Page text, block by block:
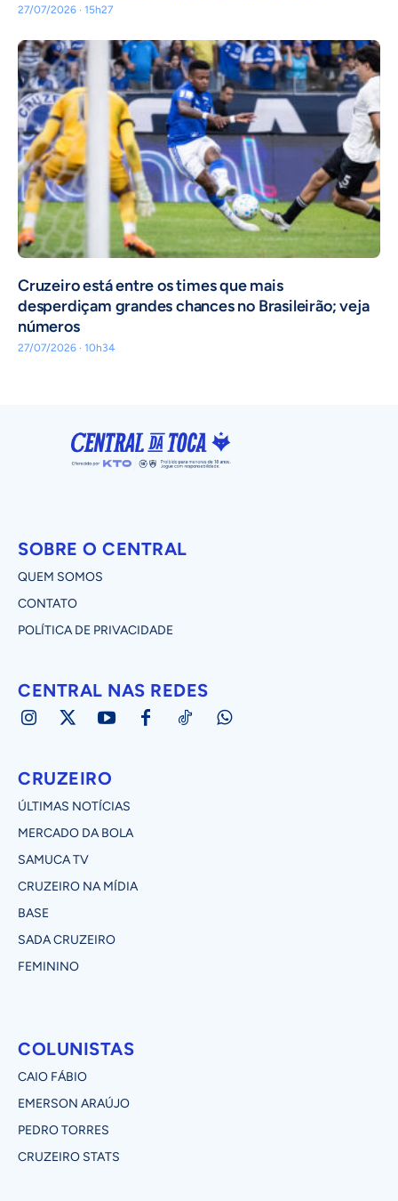
27/07/2026 · 15h27
Cruzeiro está entre os times que mais
desperdiçam grandes chances no Brasileirão; veja
números
27/07/2026 · 10h34
SOBRE O CENTRAL
QUEM SOMOS
CONTATO
POLÍTICA DE PRIVACIDADE
CENTRAL NAS REDES
CRUZEIRO
ÚLTIMAS NOTÍCIAS
MERCADO DA BOLA
SAMUCA TV
CRUZEIRO NA MÍDIA
BASE
SADA CRUZEIRO
FEMININO
COLUNISTAS
CAIO FÁBIO
EMERSON ARAÚJO
PEDRO TORRES
CRUZEIRO STATS